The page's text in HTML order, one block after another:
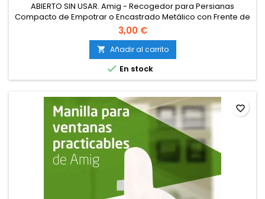
ABIERTO SIN USAR. Amig - Recogedor para Persianas
Compacto de Empotrar o Encastrado Metálico con Frente de
Plástico Blanco de Diseño Sencillo y Atemporal - Medidas: 6 x
16,5 x 10 cm
3,00 €
 Añadir al carrito
 En stock
favorite_border